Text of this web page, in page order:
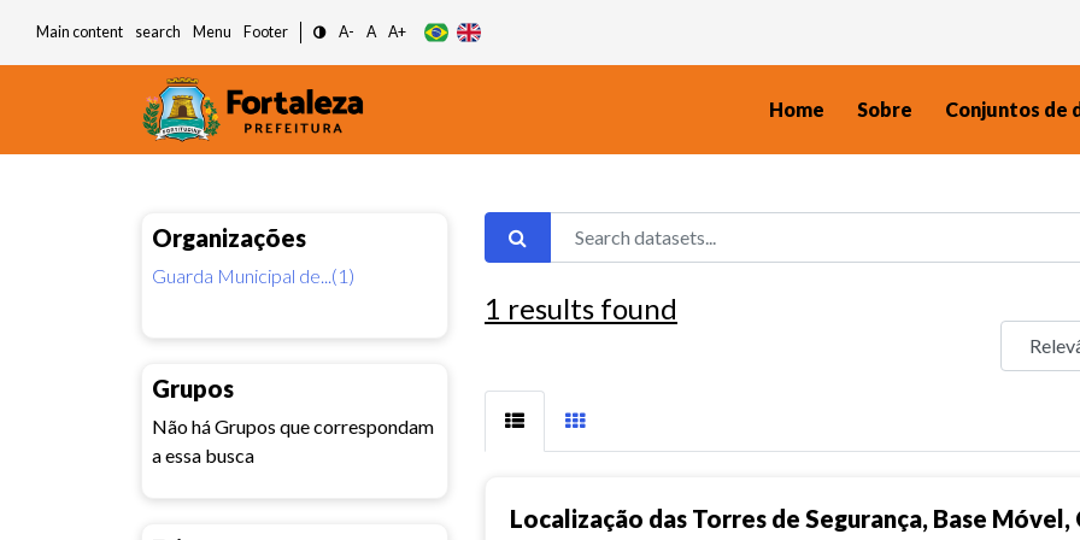
Main content search Menu Footer A- A A+
Home Sobre Conjuntos de
Organizações
Guarda Municipal de...(1)
Grupos
Não há Grupos que correspondam
a essa busca
1 results found
Localização das Torres de Segurança, Base